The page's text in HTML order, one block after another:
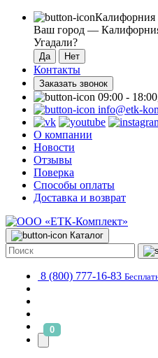
Калифорния
Ваш город —
Угадали?
Контакты
Заказать звонок
09:00 -
info@etk-
О компании
Новости
Отзывы
Поверка
Способы оплаты
Доставка и возврат
Каталог
8 (800) 777-16-83
0